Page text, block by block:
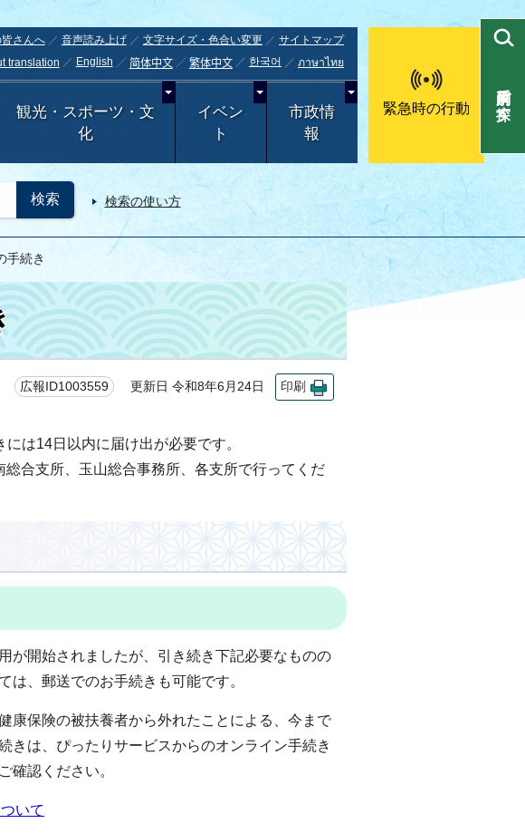
さんへ 音声読み上げ 文字サイズ・色合い変更
サイトマップ
translation
English 简体中文 繁体中文 한국어 ภาษาไทย
観光・スポーツ・文
化
イベン
ト
市政情
報
緊急時の行動
検索の使い方
目的別で探す
手続き
広報ID1003559 更新日 令和8年6月24日 印刷
は14日以内に届け出が必要です。
合支所、玉山総合事務所、各支所で行ってくだ
開始されましたが、引き続き下記必要なものの
は、郵送でのお手続きも可能です。
保険の被扶養者から外れたことによる、今まで
きは、ぴったりサービスからのオンライン手続き
確認ください。
いて